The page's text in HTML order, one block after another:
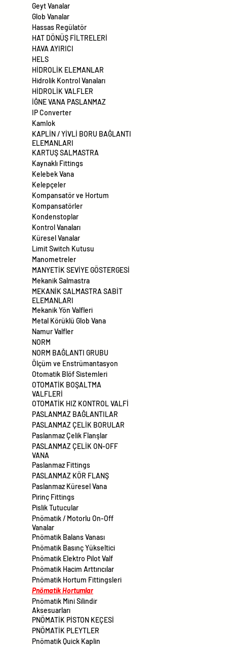
Geyt Vanalar
Glob Vanalar
Hassas Regülatör
HAT DÖNÜŞ FİLTRELERİ
HAVA AYIRICI
HELS
HİDROLİK ELEMANLAR
Hidrolik Kontrol Vanaları
HİDROLİK VALFLER
İĞNE VANA PASLANMAZ
IP Converter
Kamlok
KAPLİN / YİVLİ BORU BAĞLANTI
ELEMANLARI
KARTUŞ SALMASTRA
Kaynaklı Fittings
Kelebek Vana
Kelepçeler
Kompansatör ve Hortum
Kompansatörler
Kondenstoplar
Kontrol Vanaları
Küresel Vanalar
Limit Switch Kutusu
Manometreler
MANYETİK SEVİYE GÖSTERGESİ
Mekanik Salmastra
MEKANİK SALMASTRA SABİT
ELEMANLARI
Mekanik Yön Valfleri
Metal Körüklü Glob Vana
Namur Valfler
NORM
NORM BAĞLANTI GRUBU
Ölçüm ve Enstrümantasyon
Otomatik Blöf Sistemleri
OTOMATİK BOŞALTMA
VALFLERİ
OTOMATİK HIZ KONTROL VALFİ
PASLANMAZ BAĞLANTILAR
PASLANMAZ ÇELİK BORULAR
Paslanmaz Çelik Flanşlar
PASLANMAZ ÇELİK ON-OFF
VANA
Paslanmaz Fittings
PASLANMAZ KÖR FLANŞ
Paslanmaz Küresel Vana
Pirinç Fittings
Pislik Tutucular
Pnömatik / Motorlu On-Off
Vanalar
Pnömatik Balans Vanası
Pnömatik Basınç Yükseltici
Pnömatik Elektro Pilot Valf
Pnömatik Hacim Arttırıcılar
Pnömatik Hortum Fittingsleri
Pnömatik Hortumlar
Pnömatik Mini Silindir
Aksesuarları
PNÖMATİK PİSTON KEÇESİ
PNÖMATİK PLEYTLER
Pnömatik Quick Kaplin